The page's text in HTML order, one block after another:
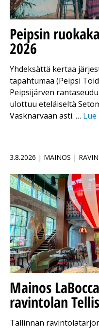
Peipsin
2026
Yhdeksättä kertaa
tapahtumaa (Peipsi
Peipsijärven
ulottuu eteläiseltä
Vasknarvaan asti. … Lue
3.8.2026 | MAINOS |
Mainos
ravintolan
Tallinnan